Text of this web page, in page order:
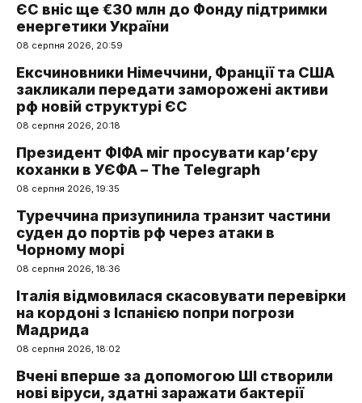
ЄС вніс ще €30 млн до Фонду підтримки
енергетики України
08 серпня 2026, 20:59
Ексчиновники Німеччини, Франції та США
закликали передати заморожені активи
рф новій структурі ЄС
08 серпня 2026, 20:18
Президент ФІФА міг просувати кар’єру
коханки в УЄФА – The Telegraph
08 серпня 2026, 19:35
Туреччина призупинила транзит частини
суден до портів рф через атаки в
Чорному морі
08 серпня 2026, 18:36
Італія відмовилася скасовувати перевірки
на кордоні з Іспанією попри погрози
Мадрида
08 серпня 2026, 18:02
Вчені вперше за допомогою ШІ створили
нові віруси, здатні заражати бактерії